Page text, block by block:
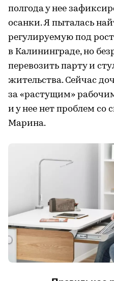
полгода у нее
осанки. Я пыталась
регулируемую под
в Калининграде, но
перевозить парту и
жительства. Сейчас
за «растущим»
и у нее нет проблем со
Марина.